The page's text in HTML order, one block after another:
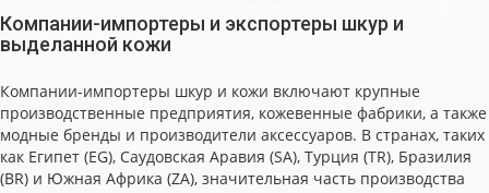
Компании-импортеры и экспортеры шкур и
выделанной кожи
Компании-импортеры шкур и кожи включают крупные
производственные предприятия, кожевенные фабрики, а также
модные бренды и производители аксессуаров. В странах, таких
как Египет (EG), Саудовская Аравия (SA), Турция (TR), Бразилия
(BR) и Южная Африка (ZA), значительная часть производства